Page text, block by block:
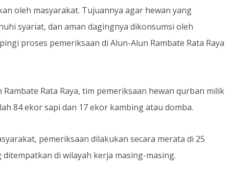
oleh masyarakat. Tujuannya agar hewan yang
syariat, dan aman dagingnya dikonsumsi oleh
proses pemeriksaan di Alun-Alun Rambate Rata Raya
Rata Raya, tim pemeriksaan hewan qurban milik
84 ekor sapi dan 17 ekor kambing atau domba.
pemeriksaan dilakukan secara merata di 25
di wilayah kerja masing-masing.